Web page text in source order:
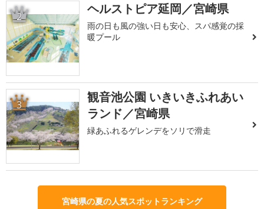
2 ヘルストピア延岡／宮崎県
雨の日も風の強い日も安心、スパ感覚の採
暖プール
3
観音池公園 いきいきふれあい
ランド／宮崎県
緑あふれるゲレンデをソリで滑走
宮崎県の夏の人気スポットランキング